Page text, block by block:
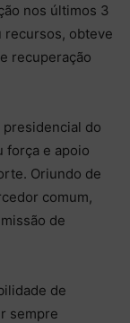
nos últimos 3
recursos, obteve
recuperação
presidencial do
força e apoio
Oriundo de
comum,
de
de
sempre